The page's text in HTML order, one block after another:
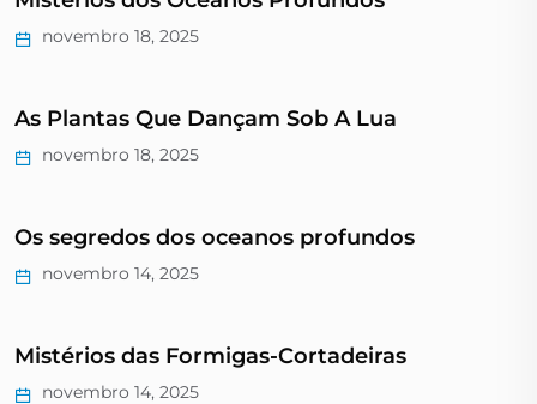
novembro 18, 2025
As Plantas Que Dançam Sob A Lua
novembro 18, 2025
Os segredos dos oceanos profundos
novembro 14, 2025
Mistérios das Formigas-Cortadeiras
novembro 14, 2025